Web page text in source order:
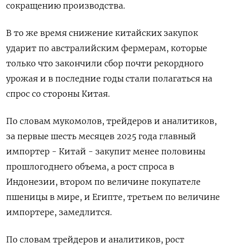
сокращению производства.
В то же время снижение китайских закупок
ударит по австралийским фермерам, которые
только что закончили сбор почти рекордного
урожая и в последние годы стали полагаться на
спрос со стороны Китая.
По словам мукомолов, трейдеров и аналитиков,
за первые шесть месяцев 2025 года главный
импортер - Китай - закупит менее половины
прошлогоднего объема, а рост спроса в
Индонезии, втором по величине покупателе
пшеницы в мире, и Египте, третьем по величине
импортере, замедлится.
По словам трейдеров и аналитиков, рост